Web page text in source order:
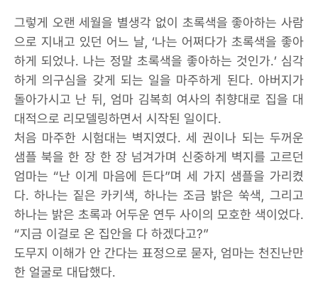
그렇게 오랜 세월을 별생각 없이 초록색을 좋아하는 사람
으로 지내고 있던 어느 날, ‘나는 어쩌다가 초록색을 좋아
하게 되었나. 나는 정말 초록색을 좋아하는 것인가.’ 심각
하게 의구심을 갖게 되는 일을 마주하게 된다. 아버지가
돌아가시고 난 뒤, 엄마 김복희 여사의 취향대로 집을 대
대적으로 리모델링하면서 시작된 일이다.
처음 마주한 시험대는 벽지였다. 세 권이나 되는 두꺼운
샘플 북을 한 장 한 장 넘겨가며 신중하게 벽지를 고르던
엄마는 “난 이게 마음에 든다”며 세 가지 샘플을 가리켰
다. 하나는 짙은 카키색, 하나는 조금 밝은 쑥색, 그리고
하나는 밝은 초록과 어두운 연두 사이의 모호한 색이었다.
“지금 이걸로 온 집안을 다 하겠다고?”
도무지 이해가 안 간다는 표정으로 묻자, 엄마는 천진난만
한 얼굴로 대답했다.